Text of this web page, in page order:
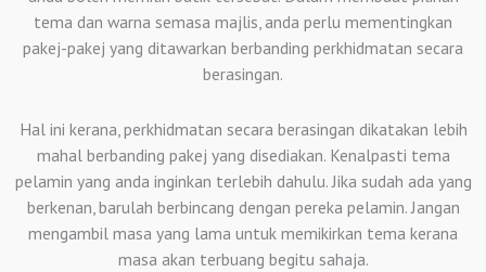
tema dan warna semasa majlis, anda perlu mementingkan
pakej-pakej yang ditawarkan berbanding perkhidmatan secara
berasingan.
Hal ini kerana, perkhidmatan secara berasingan dikatakan lebih
mahal berbanding pakej yang disediakan. Kenalpasti tema
pelamin yang anda inginkan terlebih dahulu. Jika sudah ada yang
berkenan, barulah berbincang dengan pereka pelamin. Jangan
mengambil masa yang lama untuk memikirkan tema kerana
masa akan terbuang begitu sahaja.